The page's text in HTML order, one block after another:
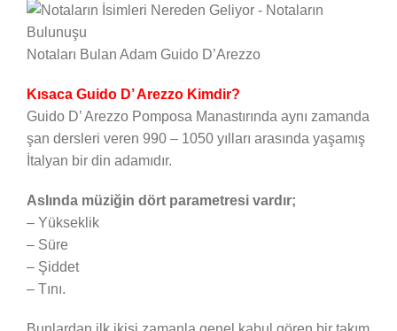
Notaları Bulan Adam Guido D’Arezzo
Kısaca Guido D’ Arezzo Kimdir?
Guido D’ Arezzo Pomposa Manastırında aynı zamanda
şan dersleri veren 990 – 1050 yılları arasında yaşamış
İtalyan bir din adamıdır.
Aslında müziğin dört parametresi vardır;
– Yükseklik
– Süre
– Şiddet
– Tını.